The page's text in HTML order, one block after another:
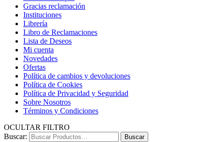
Gracias reclamación
Instituciones
Librería
Libro de Reclamaciones
Lista de Deseos
Mi cuenta
Novedades
Ofertas
Política de cambios y devoluciones
Política de Cookies
Política de Privacidad y Seguridad
Sobre Nosotros
Términos y Condiciones
OCULTAR FILTRO
Buscar:
Buscar